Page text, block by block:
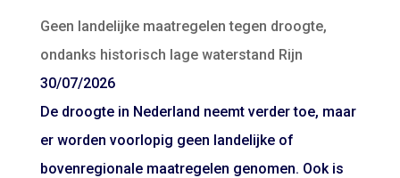
Geen landelijke maatregelen tegen droogte,
ondanks historisch lage waterstand Rijn
30/07/2026
De droogte in Nederland neemt verder toe, maar
er worden voorlopig geen landelijke of
bovenregionale maatregelen genomen. Ook is